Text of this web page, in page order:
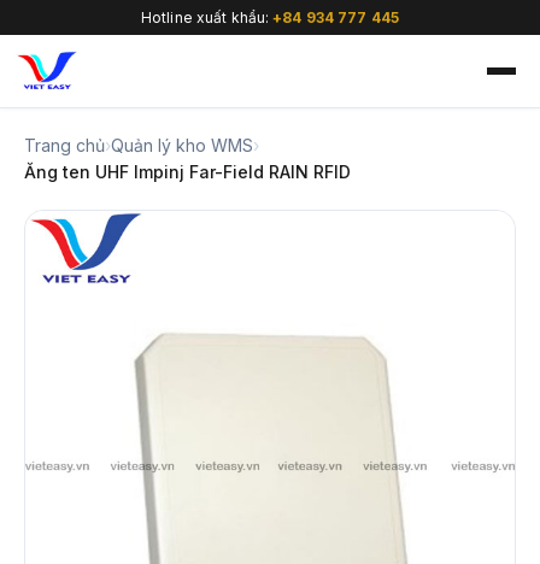
Hotline xuất khẩu:+84 934 777 445
Trang chủ›Quản lý kho WMS›
Ăng ten UHF Impinj Far-Field RAIN RFID